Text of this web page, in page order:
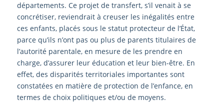
départements. Ce projet de transfert, s’il venait à se
concrétiser, reviendrait à creuser les inégalités entre
ces enfants, placés sous le statut protecteur de l’État,
parce qu’ils n’ont pas ou plus de parents titulaires de
l’autorité parentale, en mesure de les prendre en
charge, d’assurer leur éducation et leur bien-être. En
effet, des disparités territoriales importantes sont
constatées en matière de protection de l’enfance, en
termes de choix politiques et/ou de moyens.